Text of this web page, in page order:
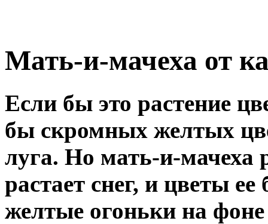
Мать-и-мачеха от
Если бы это растение
бы скромных желтых
луга. Но мать-и-мачеха
растает снег, и цветы
желтые огоньки на